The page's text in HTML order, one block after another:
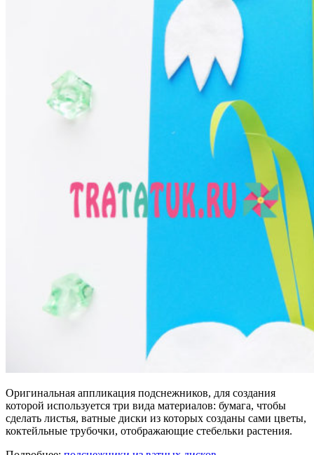
Оригинальная аппликация подснежников, для создания
которой используется три вида материалов: бумага, чтобы
сделать листья, ватные диски из которых созданы сами цветы,
коктейльные трубочки, отображающие стебельки растения.